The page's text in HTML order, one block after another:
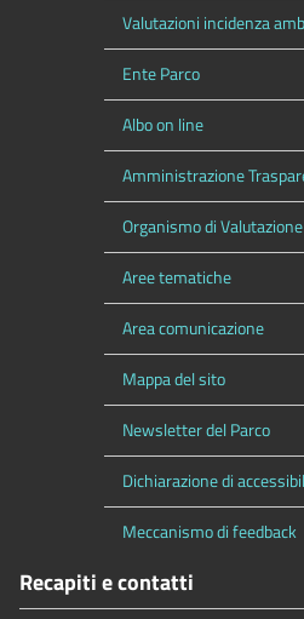
Valutazioni incidenza
Ente Parco
Albo on line
Amministrazione
Organismo di Valutazione
Aree tematiche
Area comunicazione
Mappa del sito
Newsletter del Parco
Dichiarazione di
Meccanismo di feedback
Recapiti e contatti